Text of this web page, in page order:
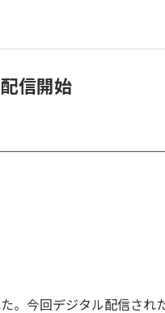
配信開始
た。今回デジタル配信され